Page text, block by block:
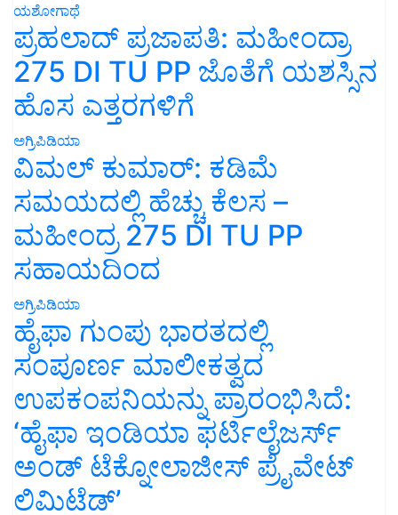
ಯಶೋಗಾಥೆ
ಪ್ರಹಲಾದ್ ಪ್ರಜಾಪತಿ: ಮಹೀಂದ್ರಾ
275 DI TU PP ಜೊತೆಗೆ ಯಶಸ್ಸಿನ
ಹೊಸ ಎತ್ತರಗಳಿಗೆ
ಅಗ್ರಿಪಿಡಿಯಾ
ವಿಮಲ್ ಕುಮಾರ್: ಕಡಿಮೆ
ಸಮಯದಲ್ಲಿ ಹೆಚ್ಚು ಕೆಲಸ –
ಮಹೀಂದ್ರ 275 DI TU PP
ಸಹಾಯದಿಂದ
ಅಗ್ರಿಪಿಡಿಯಾ
ಹೈಫಾ ಗುಂಪು ಭಾರತದಲ್ಲಿ
ಸಂಪೂರ್ಣ ಮಾಲೀಕತ್ವದ
ಉಪಕಂಪನಿಯನ್ನು ಪ್ರಾರಂಭಿಸಿದೆ:
‘ಹೈಫಾ ಇಂಡಿಯಾ ಫರ್ಟಿಲೈಜರ್ಸ್
ಅಂಡ್ ಟೆಕ್ನೋಲಾಜೀಸ್ ಪ್ರೈವೇಟ್
ಲಿಮಿಟೆಡ್’